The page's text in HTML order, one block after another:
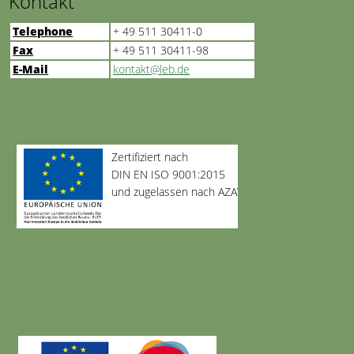
Telephone
+ 49 511 30411-0
Fax
+ 49 511 30411-98
E-Mail
kontakt@leb.de
Zertifiziert nach
DIN EN ISO 9001:2015
und zugelassen nach AZAV